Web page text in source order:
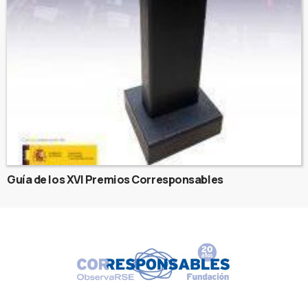
Guía de los XVI Premios Corresponsables